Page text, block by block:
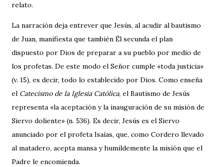
relato.
La narración deja entrever que Jesús, al acudir al bautismo
de Juan, manifiesta que también Él secunda el plan
dispuesto por Dios de preparar a su pueblo por medio de
los profetas. De este modo el Señor cumple «toda justicia»
(v. 15), es decir, todo lo establecido por Dios. Como enseña
el Catecismo de la Iglesia Católica, el Bautismo de Jesús
representa «la aceptación y la inauguración de su misión de
Siervo doliente» (n. 536). Es decir, Jesús es el Siervo
anunciado por el profeta Isaías, que, como Cordero llevado
al matadero, acepta mansa y humildemente la misión que el
Padre le encomienda.